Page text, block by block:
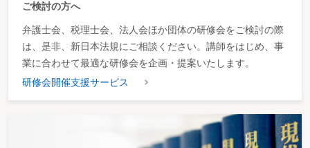
ご検討の方へ
弁護士会、税理士会、法人会ほか団体の研修会をご検討の際
は、是非、新日本法規にご相談ください。講師をはじめ、事
業に合わせて最適な研修会を企画・提案いたします。
研修会開催支援サービス